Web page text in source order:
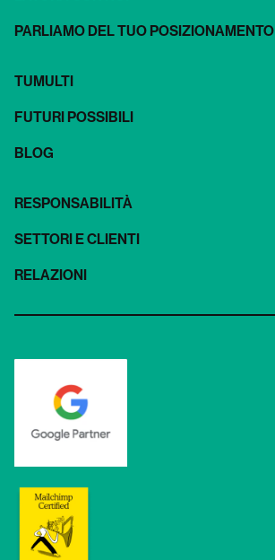
PARLIAMO DEL TUO POSIZIONAMENTO
TUMULTI
FUTURI POSSIBILI
BLOG
RESPONSABILITÀ
SETTORI E CLIENTI
RELAZIONI